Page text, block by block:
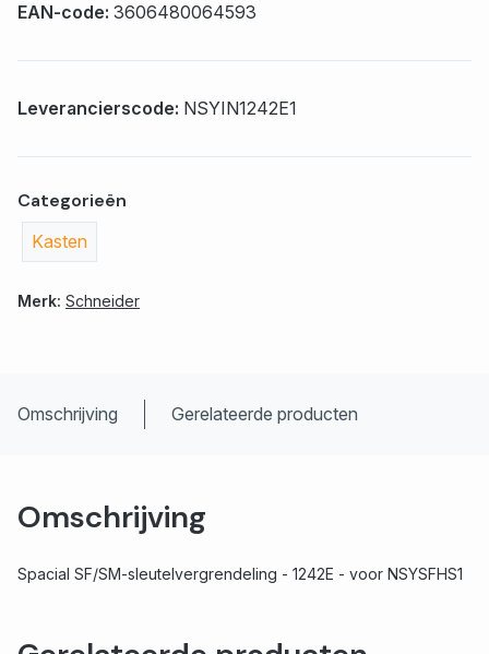
EAN-code: 3606480064593
Leverancierscode: NSYIN1242E1
Categorieën
Kasten
Merk: Schneider
Omschrijving Gerelateerde producten
Omschrijving
Spacial SF/SM-sleutelvergrendeling - 1242E - voor NSYSFHS1